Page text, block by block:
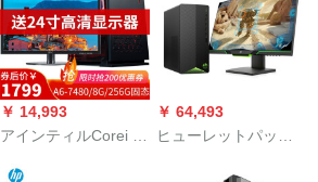
クスクリング本体+27
イントラック16配置
ンに23.8 P 259 Hマ
イクリングを合わせ
ました。
￥ 14,993
アインティルCorei 5
￥ 64,493
ヒューレットパッカ